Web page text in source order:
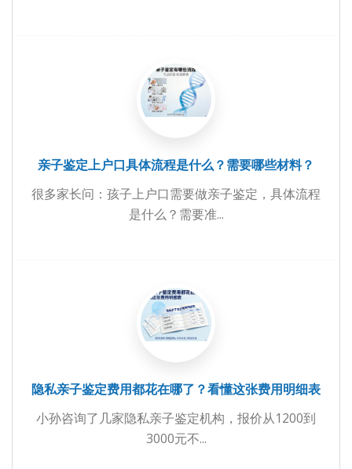
亲子鉴定上户口具体流程是什么？需要哪些材料？
很多家长问：孩子上户口需要做亲子鉴定，具体流程
是什么？需要准...
隐私亲子鉴定费用都花在哪了？看懂这张费用明细表
小孙咨询了几家隐私亲子鉴定机构，报价从1200到
3000元不...